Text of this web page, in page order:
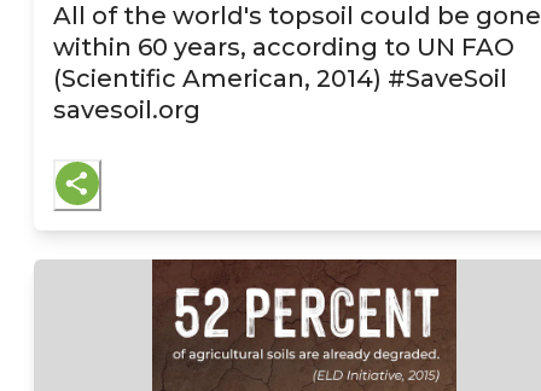
All of the world's topsoil could be gone
within 60 years, according to UN FAO
(Scientific American, 2014) #SaveSoil
savesoil.org